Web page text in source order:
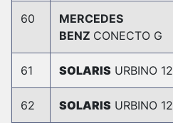
60
MERCEDES
BENZ CONECTO G
61 SOLARIS URBINO 12
62 SOLARIS URBINO 12